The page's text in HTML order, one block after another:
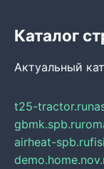
Каталог
Актуальный
t25-tractor.ru
gbmk.spb.ru
airheat-spb.ru